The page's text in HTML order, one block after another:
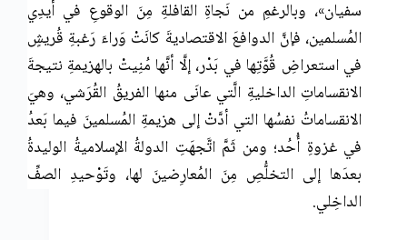
سفيان»، وبالرغمِ من نَجاةِ القافلةِ مِنَ الوقوعِ في أيدِي
المُسلمين، فإنَّ الدوافعَ الاقتصاديةَ كانَتْ وَراءَ رَغبةِ قُريشٍ
في استعراضِ قُوَّتِها في بَدْر، إلَّا أنَّها مُنِيتْ بالهزيمةِ نتيجةَ
الانقساماتِ الداخليةِ الَّتي عانَى منها الفريقُ القُرَشي، وهيَ
الانقساماتُ نفسُها التي أدَّتْ إلى هزيمةِ المُسلمينَ فيما بَعدُ
في غزوةِ أُحُد؛ ومن ثَمَّ اتَّجهَتِ الدولةُ الإسلاميةُ الوليدةُ
بعدَها إلى التخلُّصِ مِنَ المُعارِضينَ لها، وتَوْحيدِ الصفِّ
الداخِلي.